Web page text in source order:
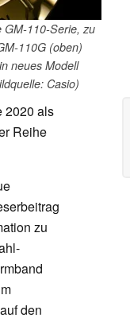
GM-110-Serie, zu
110G (oben)
neues Modell
Casio)
2020 als
Reihe
zu
den